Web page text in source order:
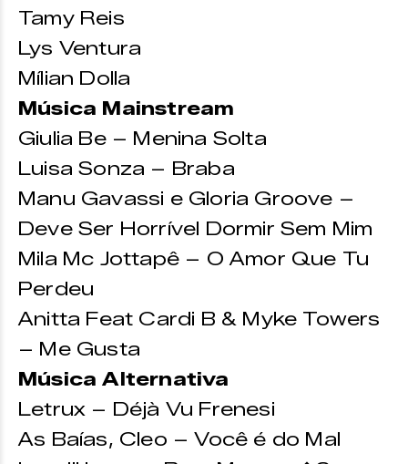
Tamy Reis
Lys Ventura
Mílian Dolla
Música Mainstream
Giulia Be – Menina Solta
Luisa Sonza – Braba
Manu Gavassi e Gloria Groove –
Deve Ser Horrível Dormir Sem Mim
Mila Mc Jottapê – O Amor Que Tu
Perdeu
Anitta Feat Cardi B & Myke Towers
– Me Gusta
Música Alternativa
Letrux – Déjà Vu Frenesi
As Baías, Cleo – Você é do Mal